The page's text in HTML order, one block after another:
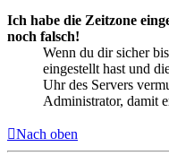
Ich habe die Zeitzone
noch falsch!
Wenn du dir sicher
eingestellt hast und
Uhr des Servers
Administrator, damit
Nach oben